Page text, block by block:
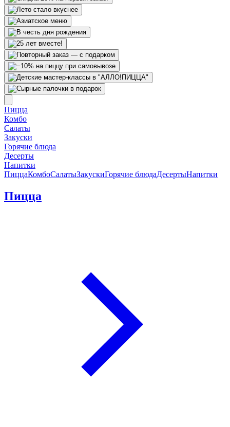
Пицца
Комбо
Салаты
Закуски
Горячие блюда
Десерты
Напитки
ПиццаКомбоСалатыЗакускиГорячие блюдаДесертыНапитки
Пицца